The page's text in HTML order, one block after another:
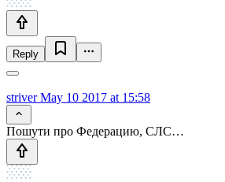
Reply
striverMay 10 2017 at 15:58
Пошути про Федерацию, СЛС…